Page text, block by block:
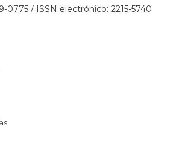
0775 / ISSN electrónico: 2215-5740